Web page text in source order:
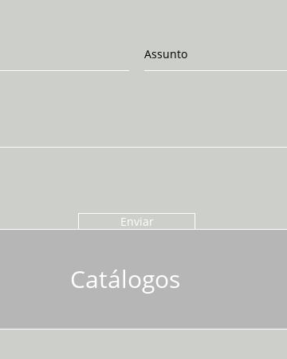
Enviar
Catálogos